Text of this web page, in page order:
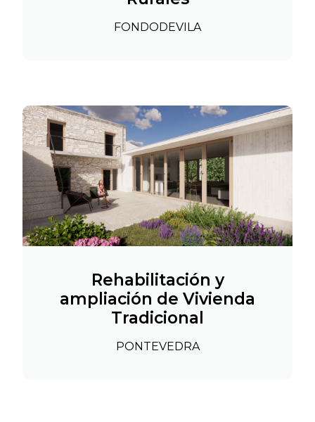
FONDODEVILA
Rehabilitación y
ampliación de Vivienda
Tradicional
PONTEVEDRA